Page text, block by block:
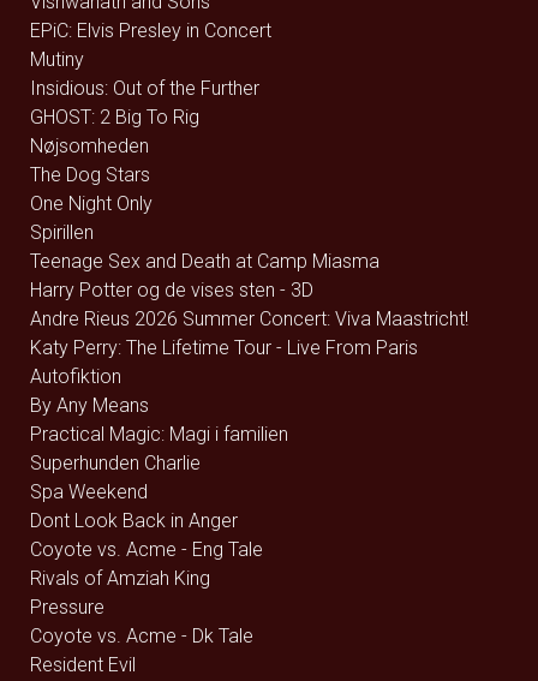
EPiC: Elvis Presley in Concert
Mutiny
Insidious: Out of the Further
GHOST: 2 Big To Rig
Nøjsomheden
The Dog Stars
One Night Only
Spirillen
Teenage Sex and Death at Camp Miasma
Harry Potter og de vises sten - 3D
Andre Rieus 2026 Summer Concert: Viva Maastricht!
Katy Perry: The Lifetime Tour - Live From Paris
Autofiktion
By Any Means
Practical Magic: Magi i familien
Superhunden Charlie
Spa Weekend
Dont Look Back in Anger
Coyote vs. Acme - Eng Tale
Rivals of Amziah King
Pressure
Coyote vs. Acme - Dk Tale
Resident Evil